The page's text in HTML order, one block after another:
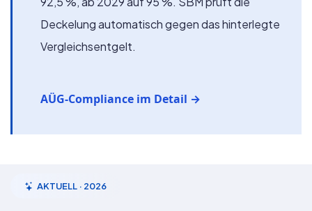
Deckelung automatisch gegen das hinterlegte
Vergleichsentgelt.
AÜG-Compliance im Detail →
AKTUELL · 2026